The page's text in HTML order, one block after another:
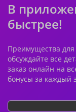
В
быстрее!
Преимущества для
обсуждайте все
заказ онлайн на
бонусы за каждый